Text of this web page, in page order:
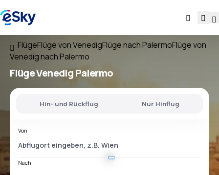
FlügeFlüge von VenedigFlüge nach PalermoFlüge von
Venedig nach Palermo
FlügeVenedig Palermo
Hin- und Rückflug Nur Hinflug
Von
Nach